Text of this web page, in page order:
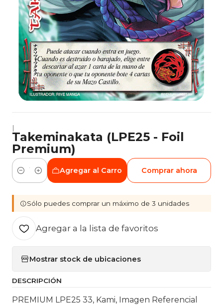
|
Takeminakata (LPE25 - Foil
Premium)
Cantidad
Agregar al Carro Comprar ahora
Sólo puedes comprar un máximo de 3 unidades
Agregar a la lista de favoritos
Mostrar stock de ubicaciones
DESCRIPCIÓN
PREMIUM LPE25 33, Kami, Imagen Referencial